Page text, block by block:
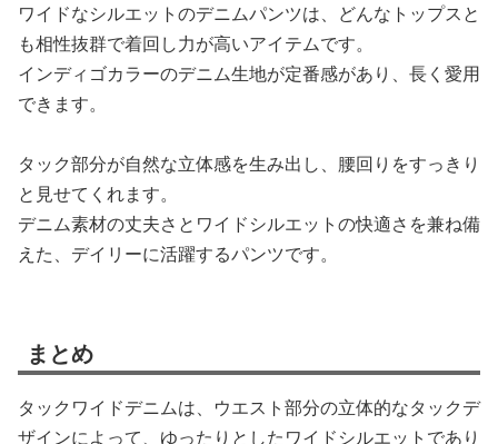
ワイドなシルエットのデニムパンツは、どんなトップスと
も相性抜群で着回し力が高いアイテムです。
インディゴカラーのデニム生地が定番感があり、長く愛用
できます。
タック部分が自然な立体感を生み出し、腰回りをすっきり
と見せてくれます。
デニム素材の丈夫さとワイドシルエットの快適さを兼ね備
えた、デイリーに活躍するパンツです。
まとめ
タックワイドデニムは、ウエスト部分の立体的なタックデ
ザインによって、ゆったりとしたワイドシルエットであり